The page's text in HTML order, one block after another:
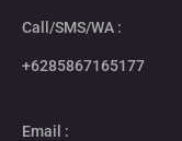
Call/SMS/WA :
+6285867165177
Email :